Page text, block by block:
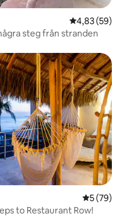
4,83 av 5 i
4,83 (59)
steg från stranden
5 av 5 i
5 (79)
to Restaurant Row!